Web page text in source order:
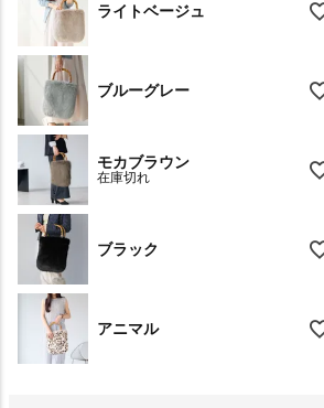
ライトベージュ
ブルーグレー
モカブラウン
在庫切れ
ブラック
アニマル